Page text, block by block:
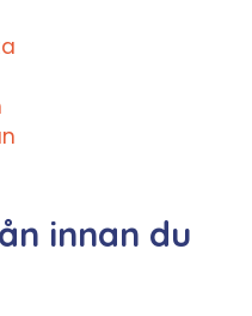
innan du